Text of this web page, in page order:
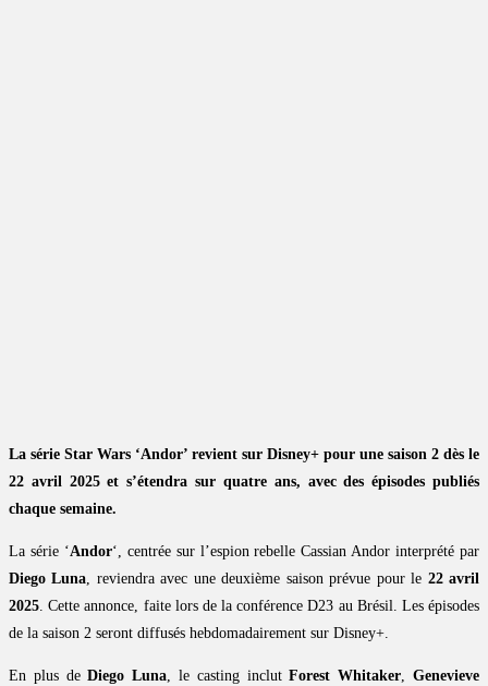
La série Star Wars ‘Andor’ revient sur Disney+ pour une saison 2 dès le
22 avril 2025 et s’étendra sur quatre ans, avec des épisodes publiés
chaque semaine.
La série ‘Andor‘, centrée sur l’espion rebelle Cassian Andor interprété par
Diego Luna, reviendra avec une deuxième saison prévue pour le 22 avril
2025. Cette annonce, faite lors de la conférence D23 au Brésil. Les épisodes
de la saison 2 seront diffusés hebdomadairement sur Disney+.
En plus deDiego Luna, le casting inclutForest Whitaker,Genevieve